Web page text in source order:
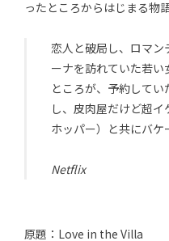
ったところからはじまる物語
恋人と破局し、ロマン
ーナを訪れていた若い
ところが、予約して
し、皮肉屋だけど超
ホッパー）と共にバケ
Netflix
原題：Love in the Villa